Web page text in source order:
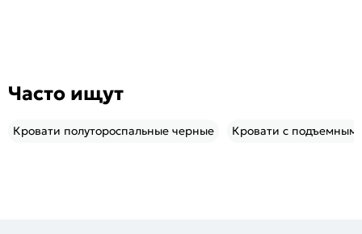
Часто ищут
Кровати полутороспальные черные Кровати с